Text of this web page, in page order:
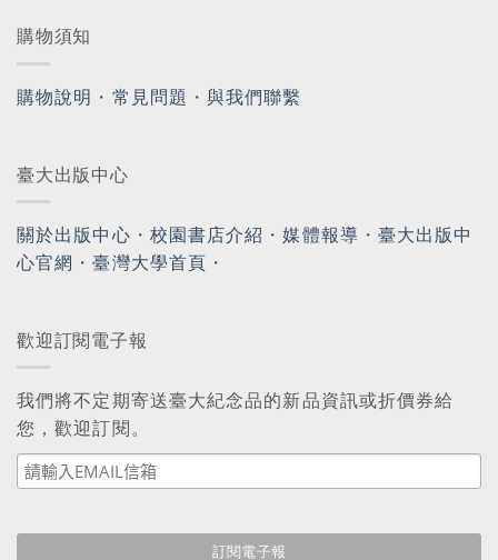
購物須知
購物說明 ・ 常見問題 ・與我們聯繫
臺大出版中心
關於出版中心 ・ 校園書店介紹 ・媒體報導 ・ 臺大出版中
心官網 ・臺灣大學首頁 ・
歡迎訂閱電子報
我們將不定期寄送臺大紀念品的新品資訊或折價券給
您，歡迎訂閱。